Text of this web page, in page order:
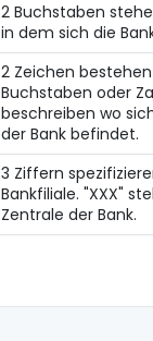
2 Buchstaben
in dem sich die
2 Zeichen
Buchstaben oder
beschreiben wo
der Bank befindet.
3 Ziffern
Bankfiliale. "XXX"
Zentrale der Bank.